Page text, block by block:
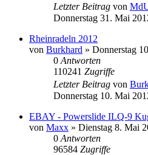
Letzter Beitrag von
Donnerstag 31. Mai
Rheinradeln 2012
von Burkhard » Donnerstag
0 Antworten
110241 Zugriffe
Letzter Beitrag von
Donnerstag 10. Mai
EBAY - Powerslide ILQ-9
von Maxx » Dienstag 8. Mai
0 Antworten
96584 Zugriffe